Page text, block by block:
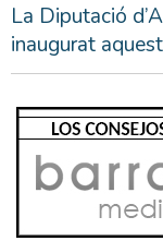
La Diputació
inaugurat